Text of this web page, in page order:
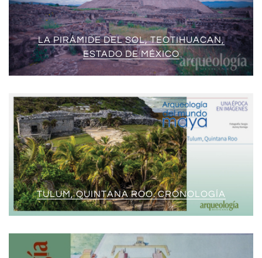
LA PIRÁMIDE DEL SOL, TEOTIHUACAN,
ESTADO DE MÉXICO
TULUM, QUINTANA ROO. CRONOLOGÍA